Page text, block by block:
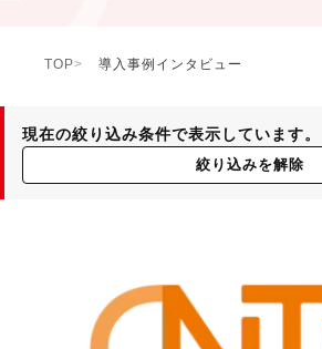
TOP 導入事例インタビュー
現在の絞り込み条件で表示しています。
絞り込みを解除